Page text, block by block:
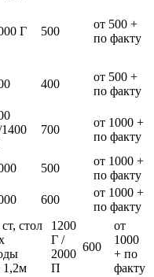
Г 500
от 500 +
по факту
400
от 500 +
по факту
700
от 1000 +
по факту
500
от 1000 +
по факту
600
от 1000 +
по факту
стол
1,2м
1200
Г /
2000
П
600
от
1000
+ по
факту